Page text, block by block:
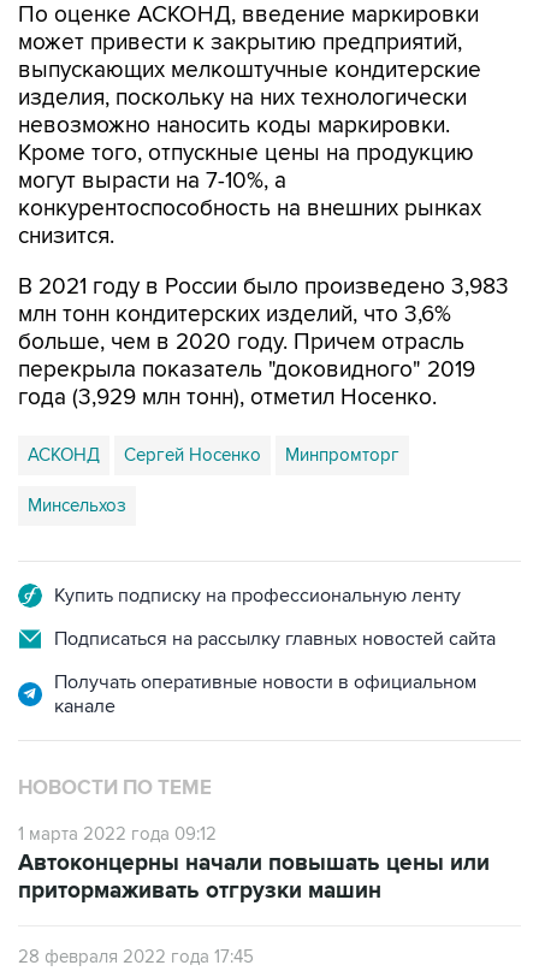
По оценке АСКОНД, введение маркировки
может привести к закрытию предприятий,
выпускающих мелкоштучные кондитерские
изделия, поскольку на них технологически
невозможно наносить коды маркировки.
Кроме того, отпускные цены на продукцию
могут вырасти на 7-10%, а
конкурентоспособность на внешних рынках
снизится.
В 2021 году в России было произведено 3,983
млн тонн кондитерских изделий, что 3,6%
больше, чем в 2020 году. Причем отрасль
перекрыла показатель "доковидного" 2019
года (3,929 млн тонн), отметил Носенко.
АСКОНД Сергей Носенко Минпромторг
Минсельхоз
Купить подписку на профессиональную ленту
Подписаться на рассылку главных новостей сайта
Получать оперативные новости в официальном
канале
НОВОСТИ ПО ТЕМЕ
1 марта 2022 года 09:12
Автоконцерны начали повышать цены или
притормаживать отгрузки машин
28 февраля 2022 года 17:45